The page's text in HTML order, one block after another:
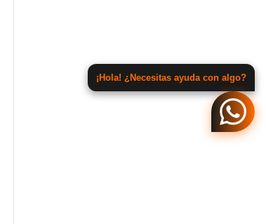
¡Hola! ¿Necesitas ayuda con algo?